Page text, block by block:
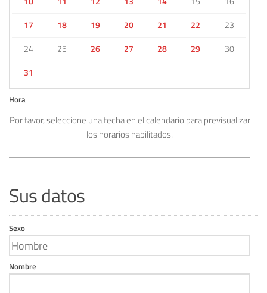
17
18 19 20 21 22
23
24
25 26 27 28 29
30
31
Hora
Por favor, seleccione una fecha en el calendario para previsualizar
los horarios habilitados.
Sus datos
Sexo
Nombre